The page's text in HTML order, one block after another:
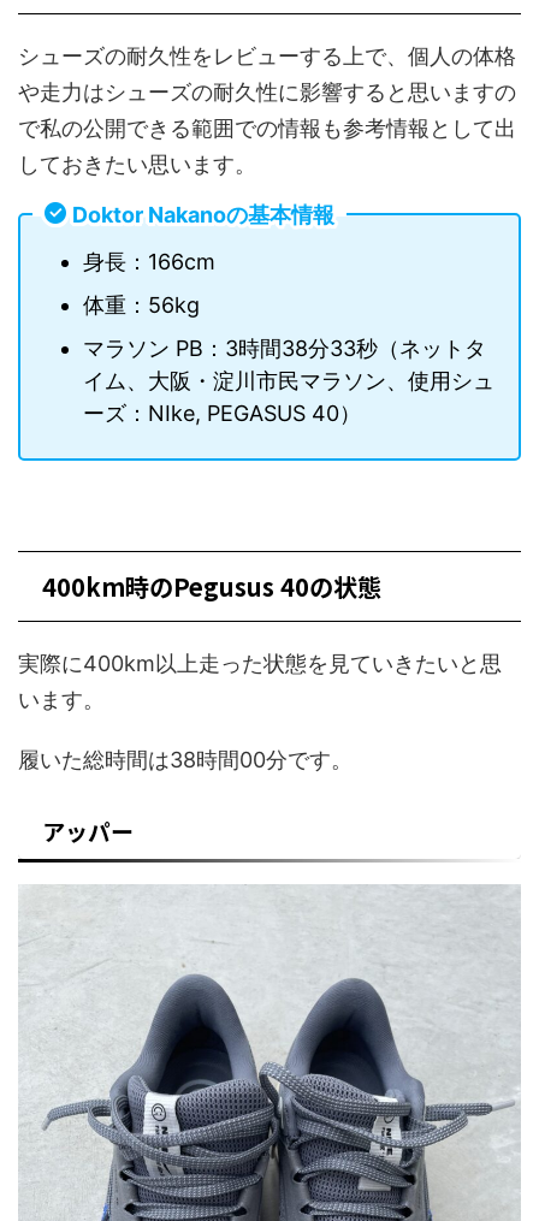
シューズの耐久性をレビューする上で、個人の体格
や走力はシューズの耐久性に影響すると思いますの
で私の公開できる範囲での情報も参考情報として出
しておきたい思います。
Doktor Nakanoの基本情報
身長：166cm
体重：56kg
マラソン PB：3時間38分33秒（ネットタ
イム、大阪・淀川市民マラソン、使用シュ
ーズ：NIke, PEGASUS 40）
400km時のPegusus 40の状態
実際に400km以上走った状態を見ていきたいと思
います。
履いた総時間は38時間00分です。
アッパー